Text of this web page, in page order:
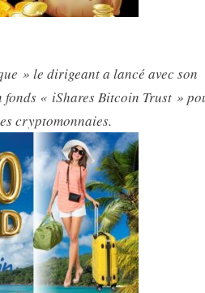
» le dirigeant a lancé avec son
« iShares Bitcoin Trust »
cryptomonnaies.